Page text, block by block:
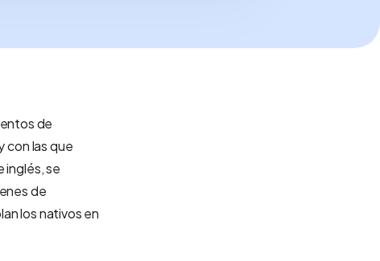
de
con las que
inglés, se
de
los nativos en